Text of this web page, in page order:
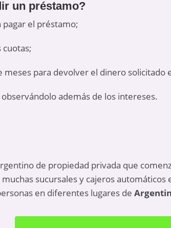
un préstamo?
el préstamo;
cuotas;
meses para devolver el dinero solicitado
observándolo además de los intereses.
de propiedad privada que
sucursales y cajeros
en diferentes lugares de